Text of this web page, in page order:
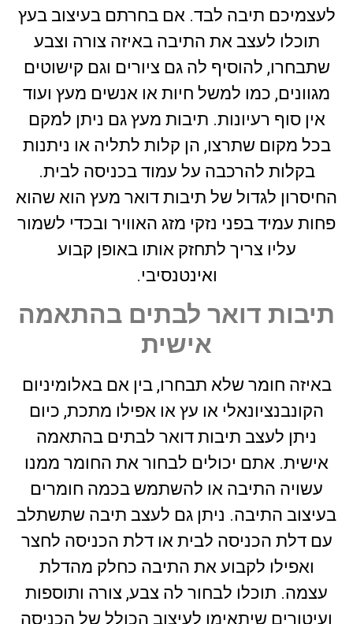
לעצמיכם תיבה לבד. אם בחרתם בעיצוב בעץ
תוכלו לעצב את התיבה באיזה צורה וצבע
שתבחרו, להוסיף לה גם ציורים וגם קישוטים
מגוונים, כמו למשל חיות או אנשים מעץ ועוד
אין סוף רעיונות. תיבות מעץ גם ניתן למקם
בכל מקום שתרצו, הן קלות לתליה או ניתנות
בקלות להרכבה על עמוד בכניסה לבית.
החיסרון לגדול של תיבות דואר מעץ הוא שהוא
פחות עמיד בפני נזקי מזג האוויר ובכדי לשמור
עליו צריך לתחזק אותו באופן קבוע
ואינטנסיבי.
תיבות דואר לבתים בהתאמה
אישית
באיזה חומר שלא תבחרו, בין אם באלומיניום
הקונבנציונאלי או עץ או אפילו מתכת, כיום
ניתן לעצב תיבות דואר לבתים בהתאמה
אישית. אתם יכולים לבחור את החומר ממנו
עשויה התיבה או להשתמש בכמה חומרים
בעיצוב התיבה. ניתן גם לעצב תיבה שתשתלב
עם דלת הכניסה לבית או דלת הכניסה לחצר
ואפילו לקבוע את התיבה כחלק מהדלת
עצמה. תוכלו לבחור לה צבע, צורה ותוספות
ועיטורים שיתאימו לעיצוב הכולל של הכניסה